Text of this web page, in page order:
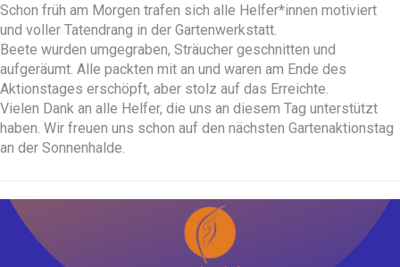
Schon früh am Morgen trafen sich alle Helfer*innen motiviert
und voller Tatendrang in der Gartenwerkstatt.
Beete wurden umgegraben, Sträucher geschnitten und
aufgeräumt. Alle packten mit an und waren am Ende des
Aktionstages erschöpft, aber stolz auf das Erreichte.
Vielen Dank an alle Helfer, die uns an diesem Tag unterstützt
haben. Wir freuen uns schon auf den nächsten Gartenaktionstag
an der Sonnenhalde.